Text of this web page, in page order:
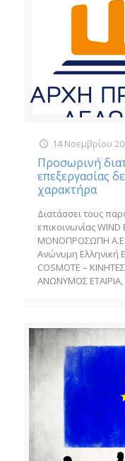
14 Νοεμβρίου
Προσωρινή
επεξεργασίας
χαρακτήρα
Διατάσσει τους
επικοινωνίας
ΜΟΝΟΠΡΟΣΩΠΗ
Ανώνυμη Ελληνική
COSMOTE –
ΑΝΩΝΥΜΟΣ